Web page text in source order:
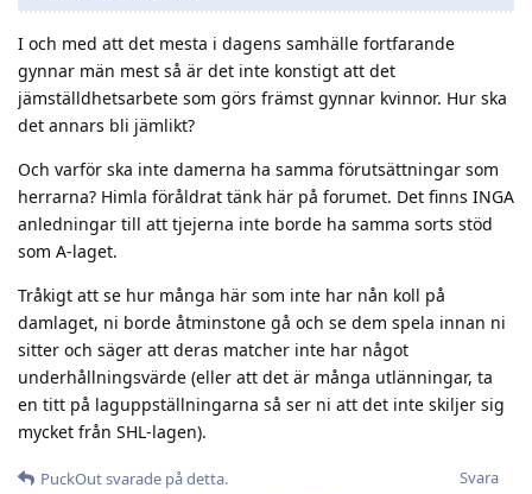
I och med att det mesta i dagens samhälle fortfarande
gynnar män mest så är det inte konstigt att det
jämställdhetsarbete som görs främst gynnar kvinnor. Hur ska
det annars bli jämlikt?
Och varför ska inte damerna ha samma förutsättningar som
herrarna? Himla föråldrat tänk här på forumet. Det finns INGA
anledningar till att tjejerna inte borde ha samma sorts stöd
som A-laget.
Tråkigt att se hur många här som inte har nån koll på
damlaget, ni borde åtminstone gå och se dem spela innan ni
sitter och säger att deras matcher inte har något
underhållningsvärde (eller att det är många utlänningar, ta
en titt på laguppställningarna så ser ni att det inte skiljer sig
mycket från SHL-lagen).
Svara
PuckOutsvarade på detta.